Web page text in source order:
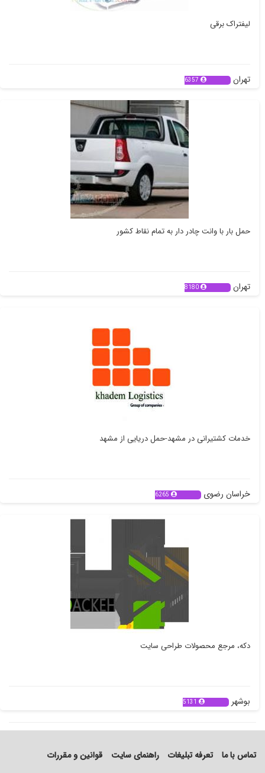
لیفتراک برقی
تهران 6357
حمل بار با وانت چادر دار به تمام نقاط کشور
تهران 8180
خدمات کشتیرانی در مشهد-حمل دریایی از مشهد
خراسان رضوی 6265
دکه، مرجع محصولات طراحی سایت
بوشهر 5131
تماس با ما تعرفه تبلیغات راهنمای سایت قوانین و مقررات